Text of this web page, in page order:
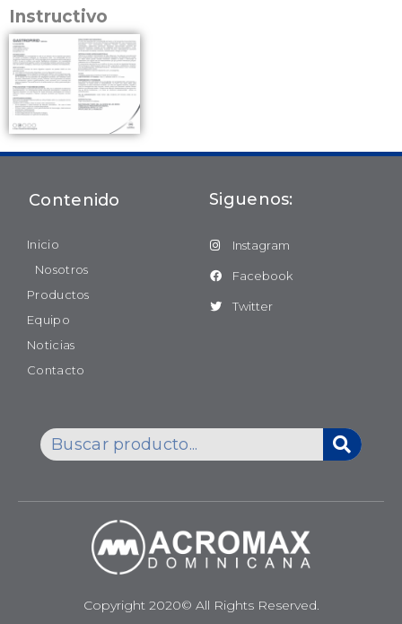
Instructivo
Contenido
Inicio
Nosotros
Productos
Equipo
Noticias
Contacto
Siguenos:
Instagram
Facebook
Twitter
Copyright 2020© All Rights Reserved.